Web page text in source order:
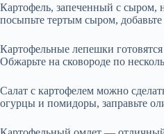
Картофель, запеченный с сыром,
посыпьте тертым сыром,
Картофельные лепешки
Обжарьте на сковороде по
Салат с картофелем можно
огурцы и помидоры, заправьте